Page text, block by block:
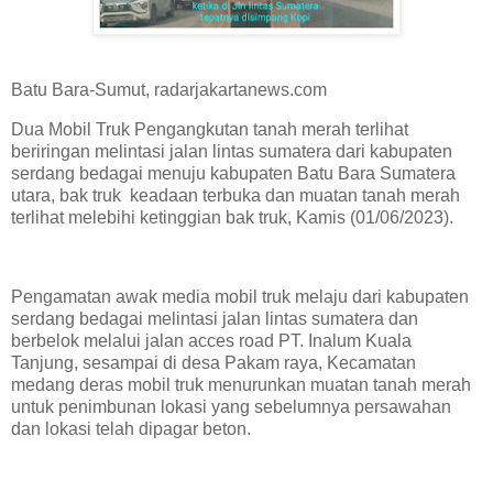
Batu Bara-Sumut, radarjakartanews.com
Dua Mobil Truk Pengangkutan tanah merah terlihat
beriringan melintasi jalan lintas sumatera dari kabupaten
serdang bedagai menuju kabupaten Batu Bara Sumatera
utara, bak truk keadaan terbuka dan muatan tanah merah
terlihat melebihi ketinggian bak truk, Kamis (01/06/2023).
Pengamatan awak media mobil truk melaju dari kabupaten
serdang bedagai melintasi jalan lintas sumatera dan
berbelok melalui jalan acces road PT. Inalum Kuala
Tanjung, sesampai di desa Pakam raya, Kecamatan
medang deras mobil truk menurunkan muatan tanah merah
untuk penimbunan lokasi yang sebelumnya persawahan
dan lokasi telah dipagar beton.